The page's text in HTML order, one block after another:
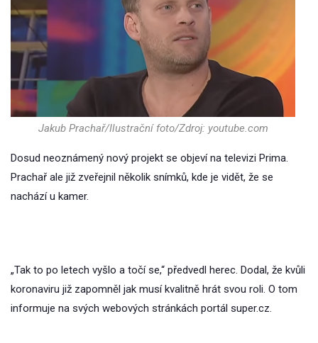
Jakub Prachař/Ilustrační foto/Zdroj: youtube.com
Dosud neoznámený nový projekt se objeví na televizi Prima.
Prachař ale již zveřejnil několik snímků, kde je vidět, že se
nachází u kamer.
„Tak to po letech vyšlo a točí se,“ předvedl herec. Dodal, že kvůli
koronaviru již zapomněl jak musí kvalitně hrát svou roli. O tom
informuje na svých webových stránkách portál super.cz.